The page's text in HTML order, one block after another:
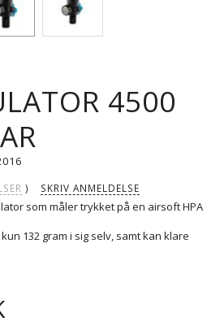
4500
SKRIV ANMELDELSE
som måler trykket på en airsoft HPA
132 gram i sig selv, samt kan klare